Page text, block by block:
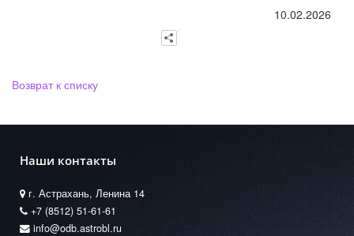
10.02.2026
Возврат к списку
Наши контакты
г. Астрахань, Ленина 14
+7 (8512) 51-61-61
info@odb.astrobl.ru